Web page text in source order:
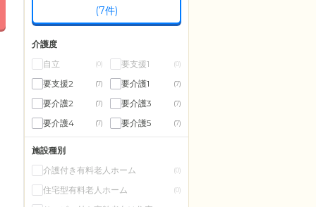
(7件)
介護度
自立
(0) 要支援1 (0)
要支援2 (7) 要介護1 (7)
要介護2 (7) 要介護3 (7)
要介護4 (7) 要介護5 (7)
施設種別
介護付き有料老人ホーム
(0)
住宅型有料老人ホーム (0)